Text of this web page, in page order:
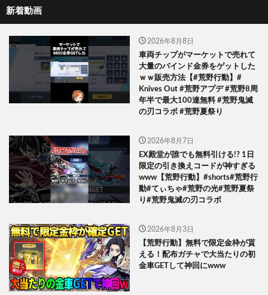
新着動画
2026年8月8日
車両チップがマーケットで売れて
大量のバインド金券をゲットした
ｗｗ販売方法【#荒野行動】#
Knives Out #荒野アプデ #荒野8周
年半で最大100連無料 #荒野鬼滅
の刃コラボ #荒野夏祭り
2026年8月7日
EX殿堂が誰でも無料引ける!? 1日
限定の引き換えコードが神すぎる
www【荒野行動】#shorts#荒野行
動#てぃちゃ#荒野の光#荒野夏祭
り#荒野鬼滅の刃コラボ
2026年8月3日
【荒野行動】無料で限定金枠が貰
える！配布ガチャで大当たりの初
金車GETして神回にwww